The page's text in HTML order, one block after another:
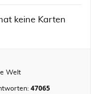
keine Karten
Welt
47065